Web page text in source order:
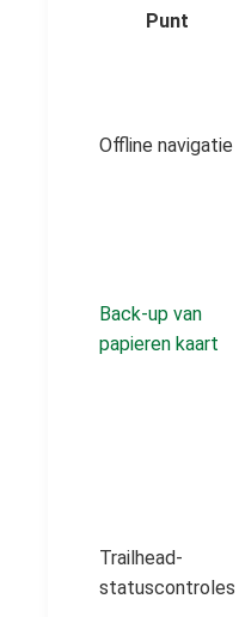
Punt
Offline navigatie
Back-up van
papieren kaart
Trailhead-
statuscontroles